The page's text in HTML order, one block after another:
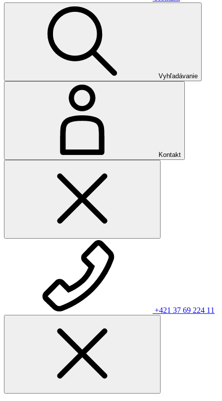
Vyhľadávanie
Kontakt
+421 37 69 224 11